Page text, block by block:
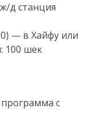
д станция
— в Хайфу или
100 шек
с